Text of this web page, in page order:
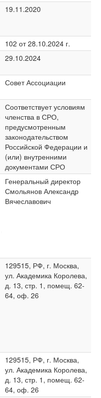
19.11.2020
102 от 28.10.2024 г.
29.10.2024
Совет Ассоциации
Соответствует условиям
членства в СРО,
предусмотренным
законодательством
Российской Федерации и
(или) внутренними
документами СРО
Генеральный директор
Смольянов Александр
Вячеславович
129515, РФ, г. Москва,
ул. Академика Королева,
д. 13, стр. 1, помещ. 62-
64, оф. 26
129515, РФ, г. Москва,
ул. Академика Королева,
д. 13, стр. 1, помещ. 62-
64, оф. 26